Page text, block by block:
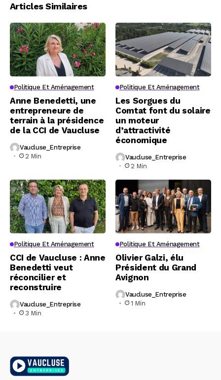
Articles Similaires
Politique Et Aménagement
Anne Benedetti, une
entrepreneure de
terrain à la présidence
de la CCI de Vaucluse
Vaucluse_Entreprise
2 Min
Politique Et Aménagement
Les Sorgues du
Comtat font du solaire
un moteur
d’attractivité
économique
Vaucluse_Entreprise
2 Min
Politique Et Aménagement
CCI de Vaucluse : Anne
Benedetti veut
réconcilier et
reconstruire
Vaucluse_Entreprise
3 Min
Politique Et Aménagement
Olivier Galzi, élu
Président du Grand
Avignon
Vaucluse_Entreprise
1 Min